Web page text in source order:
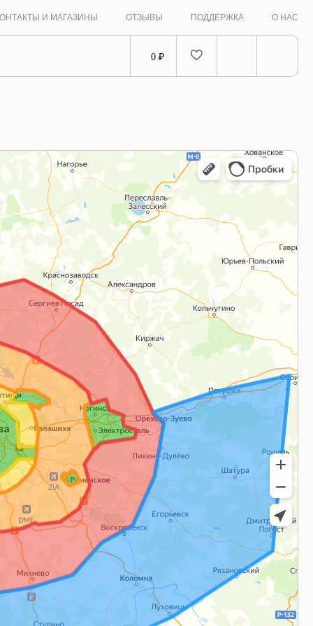
И МАГАЗИНЫ ОТЗЫВЫ ПОДДЕРЖКА О НАС
0 ₽